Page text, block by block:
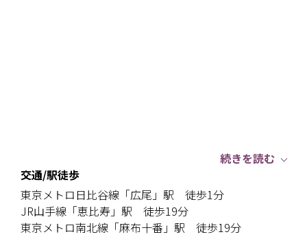
続きを読む
交通/駅徒歩
東京メトロ日比谷線「広尾」駅 徒歩1分
JR山手線「恵比寿」駅 徒歩19分
東京メトロ南北線「麻布十番」駅 徒歩19分